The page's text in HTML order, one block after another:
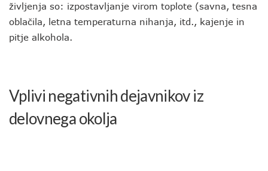
življenja so: izpostavljanje virom toplote (savna, tesna
oblačila, letna temperaturna nihanja, itd., kajenje in
pitje alkohola.
Vplivi negativnih dejavnikov iz
delovnega okolja